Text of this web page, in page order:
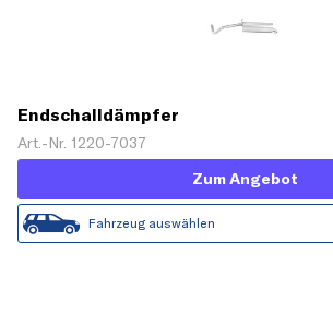
Endschalldämpfer
Art.-Nr. 1220-7037
Zum Angebot
Fahrzeug auswählen